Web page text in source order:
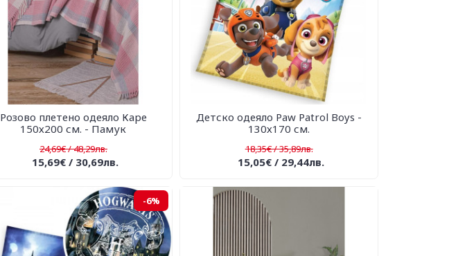
Розово плетено одеяло Каре
150х200 см. - Памук
24,69€ / 48,29лв.
15,69€ / 30,69лв.
Детско одеяло Paw Patrol Boys -
130х170 см.
18,35€ / 35,89лв.
15,05€ / 29,44лв.
-6%